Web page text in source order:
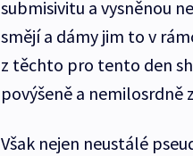
submisivitu a vysněnou
smějí a dámy jim to v
z těchto pro tento den
povýšeně a nemilosrdně
Však nejen neustálé